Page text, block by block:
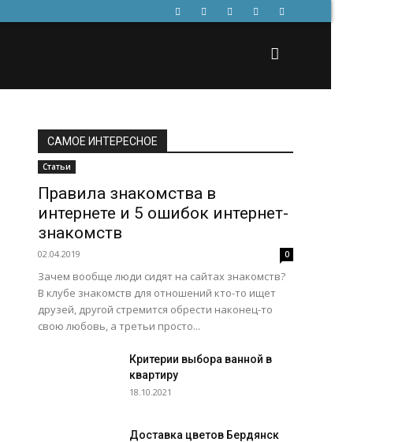
САМОЕ ИНТЕРЕСНОЕ
Статьи
Правила знакомства в
интернете и 5 ошибок интернет-
знакомств
02.04.2019 0
Зачем вообще люди сидят на сайтах знакомств?
В клубе знакомств для отношений кто-то ищет
друзей, другой стремится обрести наконец-то
свою любовь, а третьи просто...
Критерии выбора ванной в
квартиру
18.10.2021
Доставка цветов Бердянск